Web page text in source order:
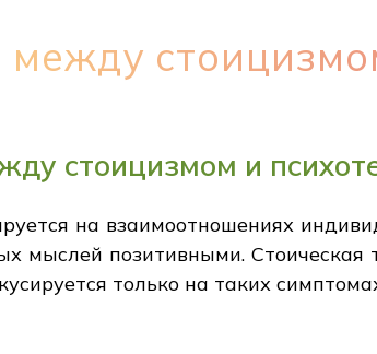
стоицизмом и
на взаимоотношениях
мыслей позитивными.
только на таких